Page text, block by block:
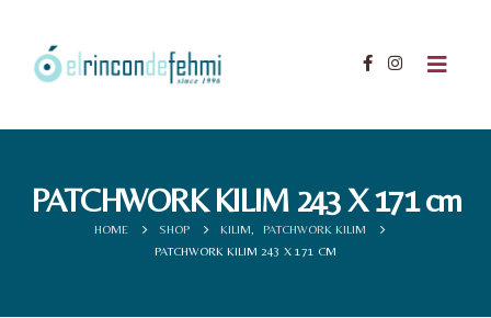
PATCHWORK KILIM 243 X 171 cm
HOME SHOP KILIM
PATCHWORK KILIM
PATCHWORK KILIM 243 X 171 CM